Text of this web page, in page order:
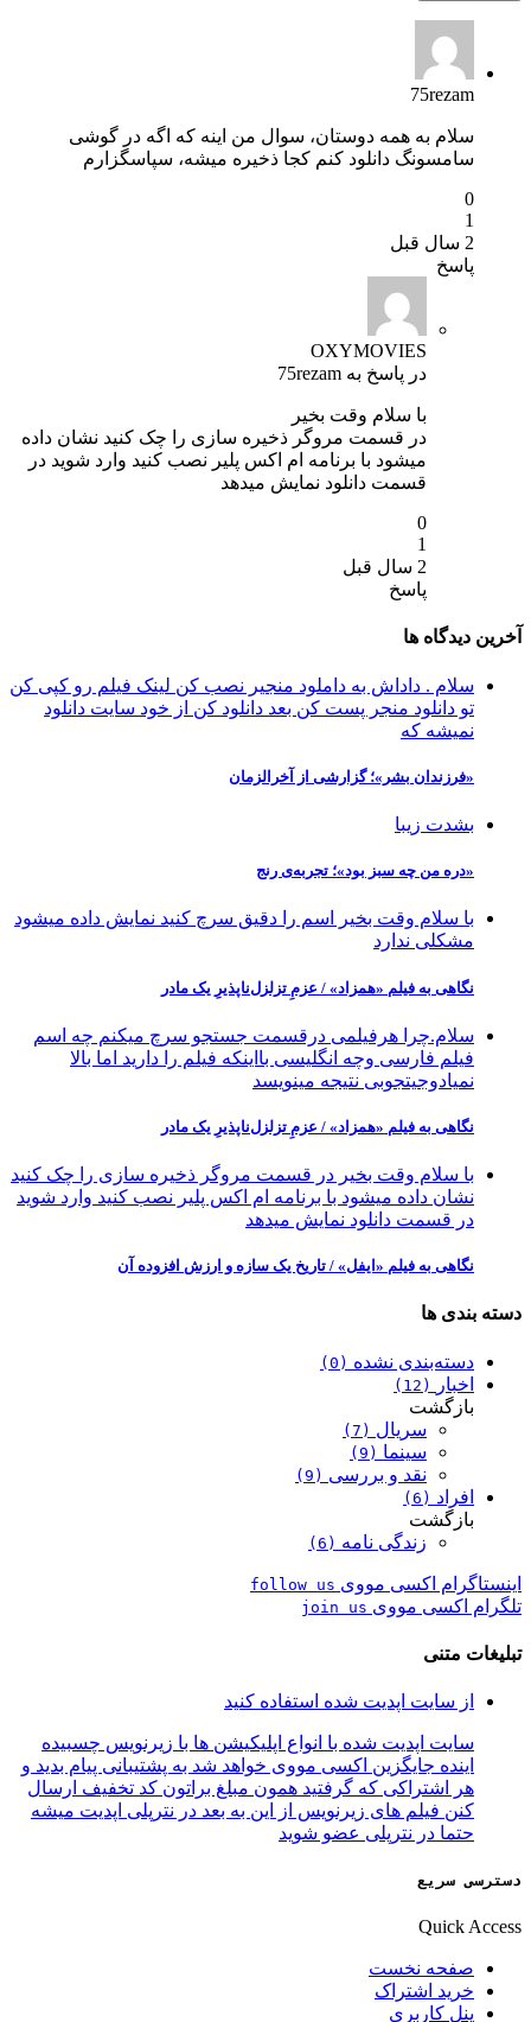
75rezam
سلام به همه دوستان، سوال من اینه که اگه در گوشی
سامسونگ دانلود کنم کجا ذخیره میشه، سپاسگزارم
0
1
2 سال قبل
پاسخ
OXYMOVIES
در پاسخ به 75rezam
با سلام وقت بخیر
در قسمت مروگر ذخیره سازی را چک کنید نشان داده
میشود با برنامه ام اکس پلیر نصب کنید وارد شوید در
قسمت دانلود نمایش میدهد
0
1
2 سال قبل
پاسخ
آخرین دیدگاه ها
سلام . داداش به داملود منجیر نصب کن لینک فیلم رو کپی کن
تو دانلود منجر پست کن بعد دانلود کن از خود سایت دانلود
نمیشه که
«فرزندان بشر»؛ گزارشی از آخرالزمان
بشدت زیبا
«دره من چه سبز بود»؛ تجربه‌ی رنج
با سلام وقت بخیر اسم را دقیق سرچ کنید نمایش داده میشود
مشکلی ندارد
نگاهی به فيلم «همزاد» / عزمِ تزلزل‌ناپذیرِ یک مادر
سلام.چرا هرفیلمی درقسمت جستجو سرچ میکنم چه اسم
فیلم فارسی وچه انگلیسی بااینکه فیلم را دارید اما بالا
نمیادوجیتجوبی نتیجه مینویسد
نگاهی به فيلم «همزاد» / عزمِ تزلزل‌ناپذیرِ یک مادر
با سلام وقت بخیر در قسمت مروگر ذخیره سازی را چک کنید
نشان داده میشود با برنامه ام اکس پلیر نصب کنید وارد شوید
در قسمت دانلود نمایش میدهد
نگاهی به فیلم «ایفل» / تاریخ یک سازه و ارزش افزوده آن
دسته بندی ها
دسته‌بندی نشده (0)
اخبار (12)
بازگشت
سریال (7)
سینما (9)
نقد و بررسی (9)
افراد (6)
بازگشت
زندگی نامه (6)
اینستاگرام اکسی مووی follow us
تلگرام اکسی مووی join us
تبلیغات متنی
از سایت اپدیت شده استفاده کنید
سایت اپدیت شده با انواع اپلیکیشن ها با زیرنویس چسبیده
اینده جایگزین اکسی مووی خواهد شد به پشتیبانی پیام بدید و
هر اشتراکی که گرفتید همون مبلغ براتون کد تخفیف ارسال
کنن فیلم های زیرنویس از این به بعد در نترپلی اپدیت میشه
حتما در نترپلی عضو شوید
دسترسی سریع
Quick Access
صفحه نخست
خرید اشتراک
پنل کاربری